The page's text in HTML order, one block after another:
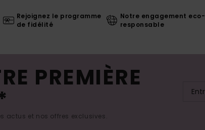
Rejoignez le programme
de fidélité
Notre engagement eco-
responsable
PREMIÈRE
actus et nos offres exclusives.